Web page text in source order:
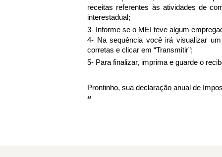
receitas referentes às atividades de
interestadual;
3- Informe se o MEI teve algum
4- Na sequência você irá visualizar
corretas e clicar em “Transmitir”;
5- Para finalizar, imprima e guarde o
Prontinho, sua declaração anual de
“